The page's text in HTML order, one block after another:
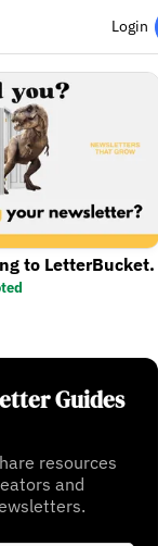
Login
to LetterBucket.
Guides
resources
and